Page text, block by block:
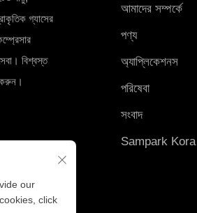
গ্যাসের
বিশ্বস্ত
আমাদের সম্পর্কে
পণ্য
অ্যাপ্লিকেশনস
পরিষেবা
সংবাদ
Sampark Kora
our
click